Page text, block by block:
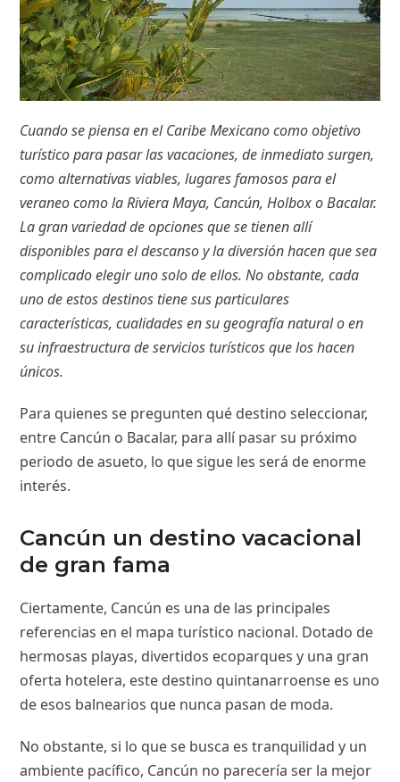
Cuando se piensa en el Caribe Mexicano como objetivo
turístico para pasar las vacaciones, de inmediato surgen,
como alternativas viables, lugares famosos para el
veraneo como la Riviera Maya, Cancún, Holbox o Bacalar.
La gran variedad de opciones que se tienen allí
disponibles para el descanso y la diversión hacen que sea
complicado elegir uno solo de ellos. No obstante, cada
uno de estos destinos tiene sus particulares
características, cualidades en su geografía natural o en
su infraestructura de servicios turísticos que los hacen
únicos.
Para quienes se pregunten qué destino seleccionar,
entre Cancún o Bacalar, para allí pasar su próximo
periodo de asueto, lo que sigue les será de enorme
interés.
Cancún un destino vacacional
de gran fama
Ciertamente, Cancún es una de las principales
referencias en el mapa turístico nacional. Dotado de
hermosas playas, divertidos ecoparques y una gran
oferta hotelera, este destino quintanarroense es uno
de esos balnearios que nunca pasan de moda.
No obstante, si lo que se busca es tranquilidad y un
ambiente pacífico, Cancún no parecería ser la mejor